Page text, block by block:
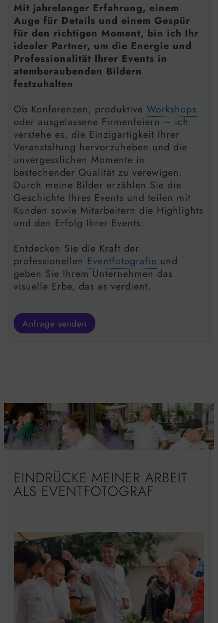
Mit jahrelanger Erfahrung, einem
Auge für Details und einem Gespür
für den richtigen Moment, bin ich Ihr
idealer Partner, um die Energie und
Professionalität Ihrer Events in
atemberaubenden Bildern
festzuhalten
Ob Konferenzen, produktive Workshops
oder ausgelassene Firmenfeiern – ich
verstehe es, die Einzigartigkeit Ihrer
Veranstaltung hervorzuheben und die
unvergesslichen Momente in
bestechender Qualität zu verewigen.
Durch meine Bilder erzählen Sie die
Geschichte Ihres Events und teilen mit
Kunden sowie Mitarbeitern die Highlights
und den Erfolg Ihrer Events.
Entdecken Sie die Kraft der
professionellen Eventfotografie und
geben Sie Ihrem Unternehmen das
visuelle Erbe, das es verdient.
Anfrage senden
EINDRÜCKE MEINER ARBEIT
ALS EVENTFOTOGRAF